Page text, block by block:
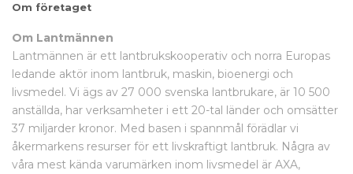
Om företaget
Om Lantmännen
Lantmännen är ett lantbrukskooperativ och norra Europas
ledande aktör inom lantbruk, maskin, bioenergi och
livsmedel. Vi ägs av 27 000 svenska lantbrukare, är 10 500
anställda, har verksamheter i ett 20-tal länder och omsätter
37 miljarder kronor. Med basen i spannmål förädlar vi
åkermarkens resurser för ett livskraftigt lantbruk. Några av
våra mest kända varumärken inom livsmedel är AXA,